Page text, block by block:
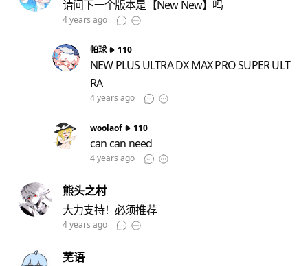
请问下一个版本是【New New】吗
4 years ago
帕球 110
NEW PLUS ULTRA DX MAX PRO SUPER ULT
RA
4 years ago
woolaof 110
can can need
4 years ago
熊头之村
大力支持！必须推荐
4 years ago
芜语